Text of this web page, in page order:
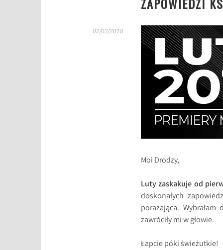
02/02/2018
Moi Drodzy,
Luty zaskakuje od
doskonałych
porażająca.
zawróciły mi w głowie.
Łapcie póki świeżutkie!